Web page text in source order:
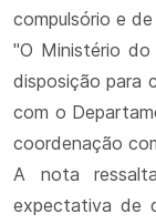
compulsório e
"O Ministério do
disposição para
com o
coordenação
A nota
expectativa de